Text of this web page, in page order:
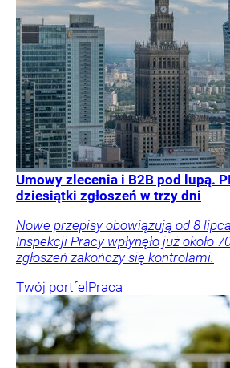
Umowy zlecenia i B2B pod lupą.
dziesiątki zgłoszeń w trzy dni
Nowe przepisy obowiązują od 8
Inspekcji Pracy wpłynęło już około
zgłoszeń zakończy się kontrolami.
Twój portfelPraca